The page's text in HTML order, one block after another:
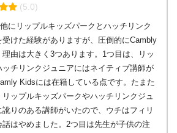
(5.0)
にリップルキッズパークとハッチリンク
けた経験がありますが、圧倒的にCambly
由は大きく3つあります。1つ目は、リッ
チリンクジュニアにはネイティブ講師が
Kidsには在籍している点です。たまた
ップルキッズパークやハッチリンクジュ
りのある講師がいたので、ウチはフィリ
はやめました。2つ目は先生が子供の注